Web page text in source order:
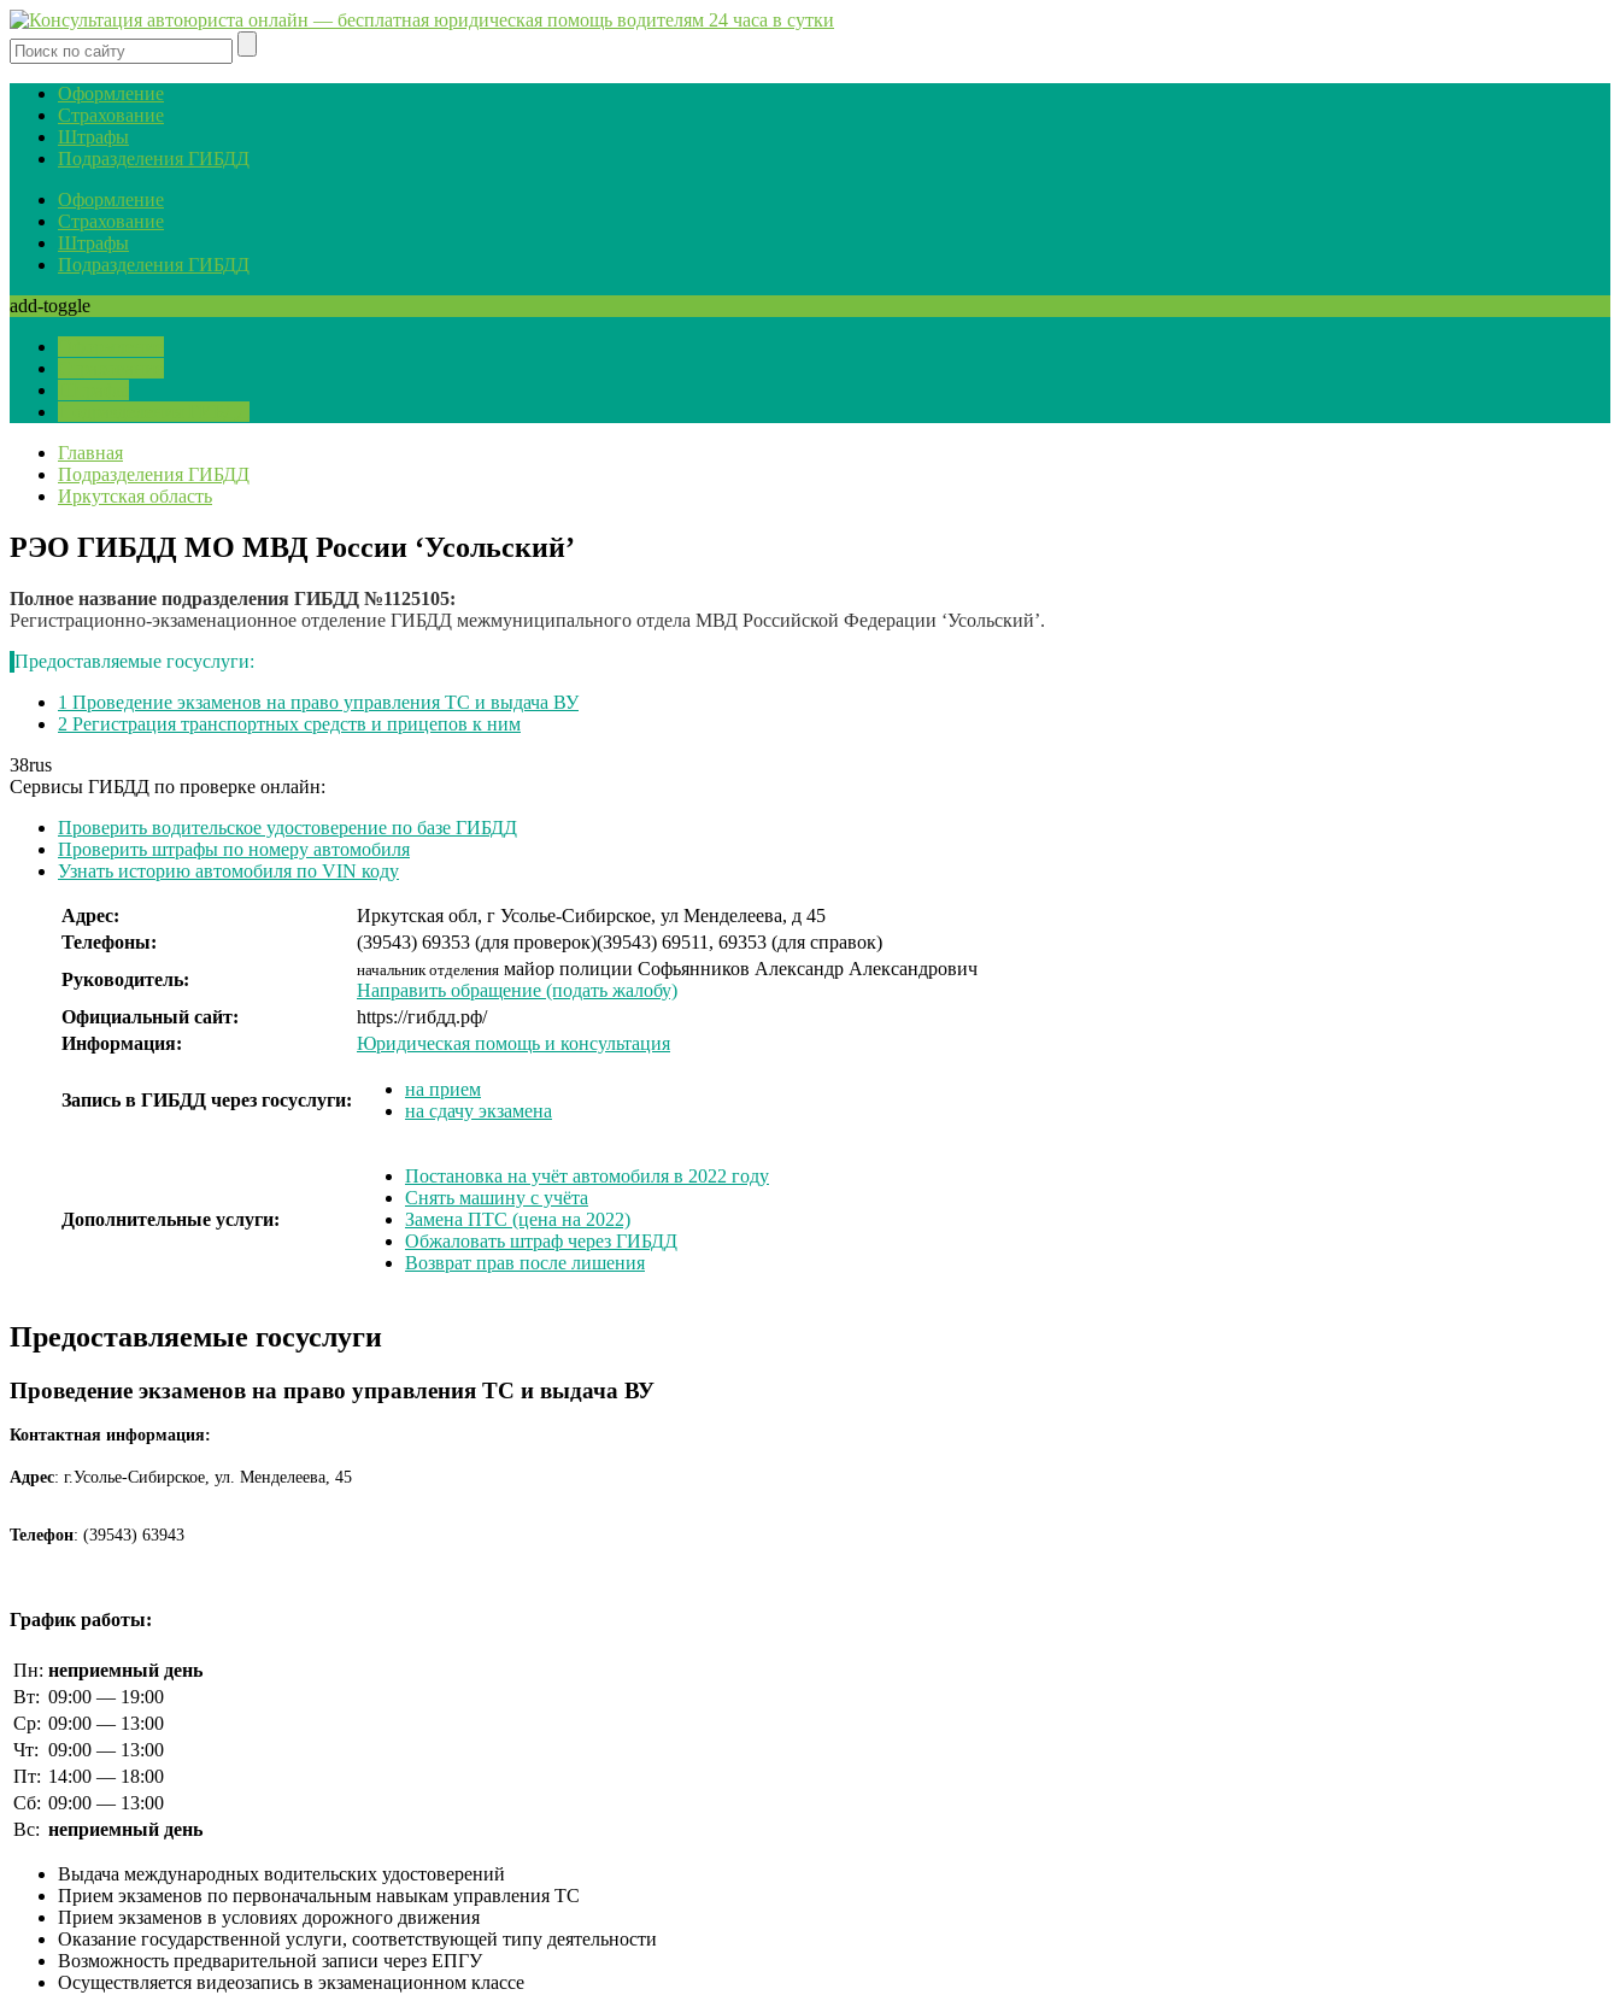
Оформление
Страхование
Штрафы
Подразделения ГИБДД
Оформление
Страхование
Штрафы
Подразделения ГИБДД
add-toggle
Главная
Подразделения ГИБДД
Иркутская область
РЭО ГИБДД МО МВД России ‘Усольский’
Полное название подразделения ГИБДД №1125105:
Регистрационно-экзаменационное отделение ГИБДД межмуниципального отдела МВД Российской Федерации ‘Усольский’.
Предоставляемые госуслуги:
1 Проведение экзаменов на право управления ТС и выдача ВУ
2 Регистрация транспортных средств и прицепов к ним
38rus
Сервисы ГИБДД по проверке онлайн:
Проверить водительское удостоверение по базе ГИБДД
Проверить штрафы по номеру автомобиля
Узнать историю автомобиля по VIN коду
Адрес:
Иркутская обл, г Усолье-Сибирское, ул Менделеева, д 45
Телефоны:
(39543) 69353 (для проверок)(39543) 69511, 69353 (для справок)
Руководитель:
начальник отделения майор полиции Софьянников Александр Александрович
Направить обращение (подать жалобу)
Официальный сайт:
https://гибдд.рф/
Информация:
Юридическая помощь и консультация
Запись в ГИБДД через госуслуги:
на прием
на сдачу экзамена
Дополнительные услуги:
Постановка на учёт автомобиля в 2022 году
Снять машину с учёта
Замена ПТС (цена на 2022)
Обжаловать штраф через ГИБДД
Возврат прав после лишения
Предоставляемые госуслуги
Проведение экзаменов на право управления ТС и выдача ВУ
Контактная информация:
Адрес: г.Усолье-Сибирское, ул. Менделеева, 45
Телефон: (39543) 63943
График работы:
Пн: неприемный день
Вт: 09:00 — 19:00
Ср: 09:00 — 13:00
Чт: 09:00 — 13:00
Пт: 14:00 — 18:00
Сб: 09:00 — 13:00
Вс: неприемный день
Выдача международных водительских удостоверений
Прием экзаменов по первоначальным навыкам управления ТС
Прием экзаменов в условиях дорожного движения
Оказание государственной услуги, соответствующей типу деятельности
Возможность предварительной записи через ЕПГУ
Осуществляется видеозапись в экзаменационном классе